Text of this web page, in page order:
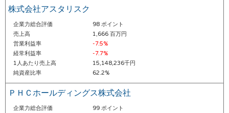
株式会社アスタリスク
企業力総合評価
98 ポイント
売上高
1,666 百万円
営業利益率
-7.5%
経常利益率
-7.7%
1人あたり売上高
15,148,236千円
純資産比率
62.2%
ＰＨＣホールディングス株式会社
企業力総合評価
99 ポイント